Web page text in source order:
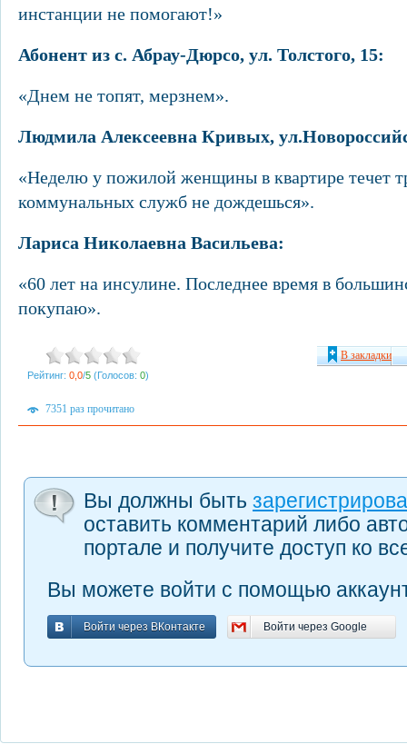
инстанции не помогают!»
Абонент из с. Абрау-Дюрсо, ул. Толстого, 15:
«Днем не топят, мерзнем».
Людмила Алексеевна Кривых,
«Неделю у пожилой женщины в квартире течет
коммунальных служб не дождешься».
Лариса Николаевна Васильева:
«60 лет на инсулине. Последнее время в
покупаю».
Рейтинг: 0,0/5 (Голосов: 0)
В закладки
7351 раз прочитано
Вы должны быть
оставить комментарий либо
портале и получите доступ ко
Вы можете войти с помощью
Войти через ВКонтакте
Войти через ВКонтакте Войти через Google
Войти через Google